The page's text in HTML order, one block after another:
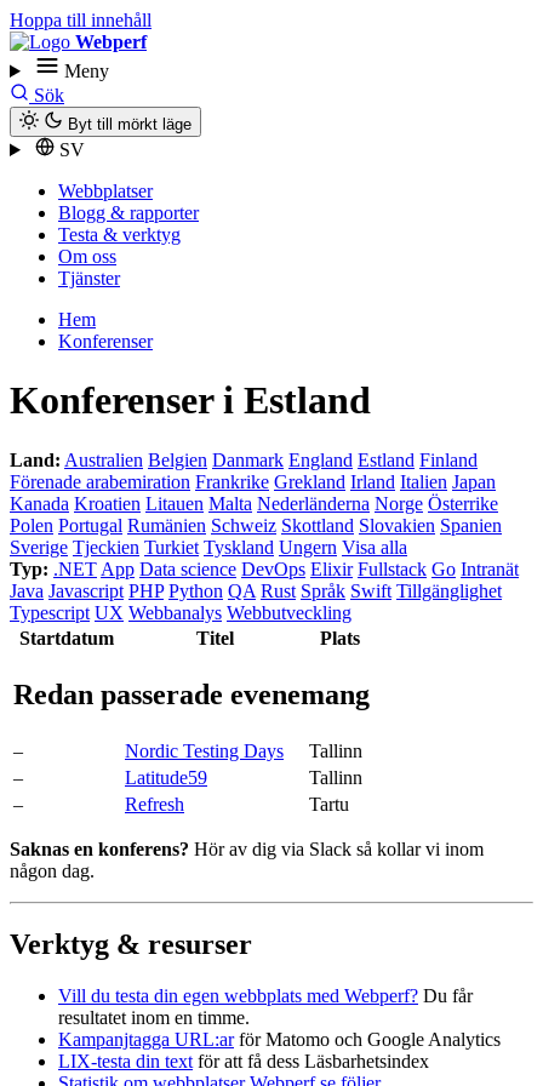
Hoppa till innehåll
Webperf
Meny
Sök
Byt till mörkt läge
SV
Webbplatser
Blogg & rapporter
Testa & verktyg
Om oss
Tjänster
Hem
Konferenser
Konferenser i Estland
Land: Australien Belgien Danmark England Estland Finland
Förenade arabemiration Frankrike Grekland Irland Italien Japan
Kanada Kroatien Litauen Malta Nederländerna Norge Österrike
Polen Portugal Rumänien Schweiz Skottland Slovakien Spanien
Sverige Tjeckien Turkiet Tyskland Ungern Visa alla
Typ: .NET App Data science DevOps Elixir Fullstack Go Intranät
Java Javascript PHP Python QA Rust Språk Swift Tillgänglighet
Typescript UX Webbanalys Webbutveckling
Start­datum
Titel Plats
Redan passerade evenemang
– Nordic Testing Days
Tallinn
–
Latitude59
Tallinn
–
Refresh Tartu
Saknas en konferens? Hör av dig via Slack så kollar vi inom
någon dag.
Verktyg & resurser
Vill du testa din egen webbplats med Webperf? Du får
resultatet inom en timme.
Kampanjtagga URL:arför Matomo och Google Analytics
LIX-testa din text för att få dess Läsbarhetsindex